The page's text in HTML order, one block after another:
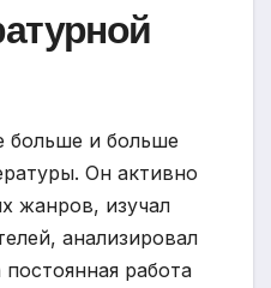
больше и больше
Он активно
жанров, изучал
анализировал
работа